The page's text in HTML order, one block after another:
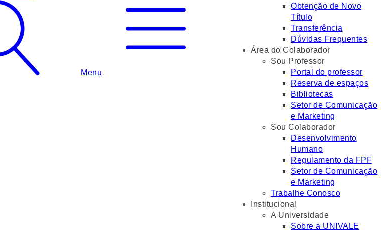
Menu
Obtenção de Novo
Título
Transferência
Dúvidas Frequentes
Área do Colaborador
Sou Professor
Portal do professor
Reserva de espaços
Bibliotecas
Setor de Comunicação
e Marketing
Sou Colaborador
Desenvolvimento
Humano
Regulamento da FPF
Setor de Comunicação
e Marketing
Trabalhe Conosco
Institucional
A Universidade
Sobre a UNIVALE